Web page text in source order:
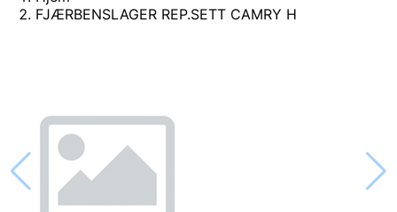
FJÆRBENSLAGER REP.SETT CAMRY H